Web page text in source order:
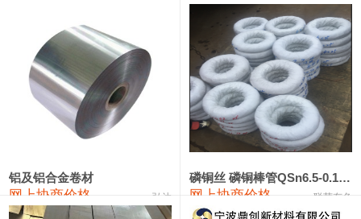
331,000 -10,000
89,000—95,000 92,000 1,000
2#锑 85,000—91,000 88,000 1,000
1#镁 17,000—18,000 17,500 0
18,900—19,100 19,000 100
1#电解锰(99.7%袋装) 18,000—18,200 18,100 100
1#铬 60,000—82,000
铝及铝合金卷材
网上协商价格 弘达
磷铜丝 磷铜棒管QSn6.5-0.1 7-0.2 8-0.3
网上协商价格 联荣有色